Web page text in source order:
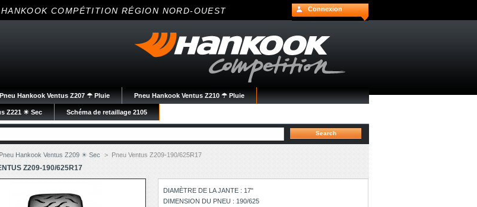
COMPÉTITION RÉGION NORD-OUEST Connexion
Pneu Hankook Ventus Z207 ☂ Pluie Pneu Hankook Ventus Z210 ☂ Pluie
Z221 ☀ Sec Schéma de retaillage 2105
Hankook Ventus Z209 ☀ Sec > Pneu Ventus Z209-190/625R17
Z209-190/625R17
DIAMÈTRE DE LA JANTE : 17"
DIMENSION DU PNEU : 190/625